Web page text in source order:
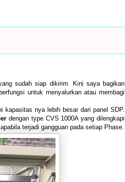
sudah siap dikirim. Kini saya bagikan
untuk menyalurkan atau membagi
kapasitas nya lebih besar dari panel SDP.
dengan type CVS 1000A yang dilengkapi
terjadi gangguan pada setiap Phase.